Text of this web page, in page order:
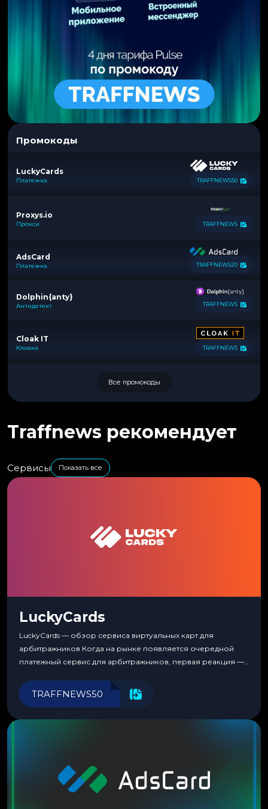
Промокоды
LuckyCards
Платежка TRAFFNEWS50
Proxys.io
Прокси TRAFFNEWS
AdsCard
Платежка TRAFFNEWS20
Dolphin{anty}
Антидетект TRAFFNEWS
Cloak IT
Клоака TRAFFNEWS
Все промокоды
Traffnews рекомендует
Сервисы Показать все
LuckyCards
LuckyCards — обзор сервиса виртуальных карт для
арбитражников Когда на рынке появляется очередной
платежный сервис для арбитражников, первая реакция —
перестаешь воспринимать всерьез любой новый продукт,
пока тот не докажет обратное делом. LuckyCards — история
TRAFFNEWS50